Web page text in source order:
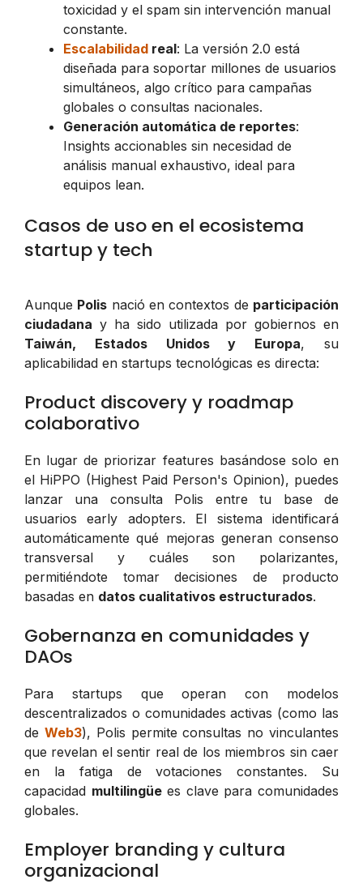
toxicidad y el spam sin intervención manual
constante.
Escalabilidad real: La versión 2.0 está
diseñada para soportar millones de usuarios
simultáneos, algo crítico para campañas
globales o consultas nacionales.
Generación automática de reportes:
Insights accionables sin necesidad de
análisis manual exhaustivo, ideal para
equipos lean.
Casos de uso en el ecosistema
startup y tech
Aunque Polis nació en contextos de participación
ciudadana y ha sido utilizada por gobiernos en
Taiwán, Estados Unidos y Europa, su
aplicabilidad en startups tecnológicas es directa:
Product discovery y roadmap
colaborativo
En lugar de priorizar features basándose solo en
el HiPPO (Highest Paid Person's Opinion), puedes
lanzar una consulta Polis entre tu base de
usuarios early adopters. El sistema identificará
automáticamente qué mejoras generan consenso
transversal y cuáles son polarizantes,
permitiéndote tomar decisiones de producto
basadas en datos cualitativos estructurados.
Gobernanza en comunidades y
DAOs
Para startups que operan con modelos
descentralizados o comunidades activas (como las
de Web3), Polis permite consultas no vinculantes
que revelan el sentir real de los miembros sin caer
en la fatiga de votaciones constantes. Su
capacidad multilingüees clave para comunidades
globales.
Employer branding y cultura
organizacional